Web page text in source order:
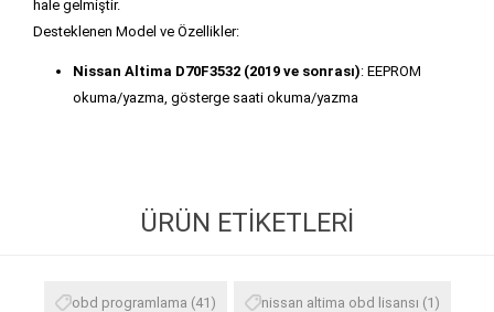
hale gelmiştir.
Desteklenen Model ve Özellikler:
Nissan Altima D70F3532 (2019 ve sonrası): EEPROM
okuma/yazma, gösterge saati okuma/yazma
ÜRÜN ETIKETLERI
obd programlama (41) nissan altima obd lisansı (1)